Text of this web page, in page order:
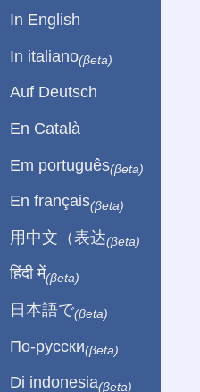
In English
In italiano(βeta)
Auf Deutsch
En Català
Em português(βeta)
En français(βeta)
用中文（表达(βeta)
हिंदी में(βeta)
日本語で(βeta)
По-русски(βeta)
Di indonesia(βeta)